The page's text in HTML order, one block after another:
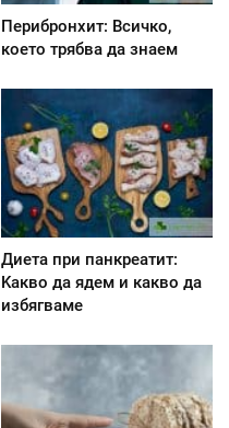
Перибронхит: Всичко,
което трябва да знаем
Диета при панкреатит:
Kакво да ядем и какво да
избягваме